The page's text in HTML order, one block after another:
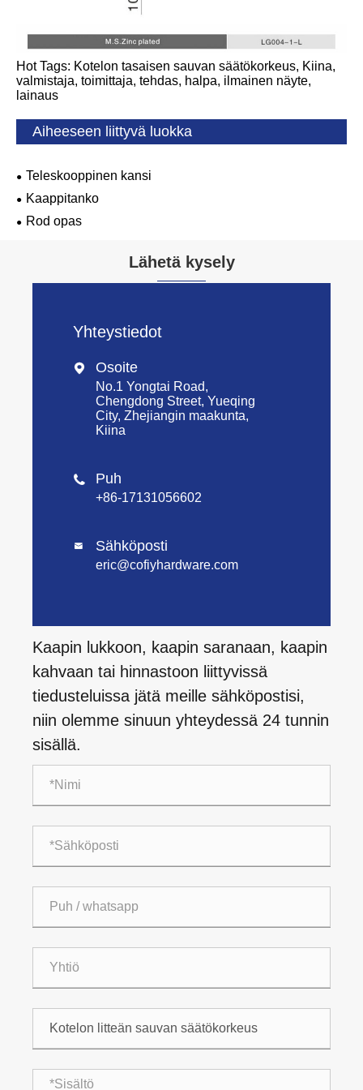
Hot Tags: Kotelon tasaisen sauvan säätökorkeus, Kiina,
valmistaja, toimittaja, tehdas, halpa, ilmainen näyte,
lainaus
Aiheeseen liittyvä luokka
Teleskooppinen kansi
Kaappitanko
Rod opas
Lähetä kysely
Yhteystiedot
 Osoite
No.1 Yongtai Road,
Chengdong Street, Yueqing
City, Zhejiangin maakunta,
Kiina
 Puh
+86-17131056602
 Sähköposti
eric@cofiyhardware.com
Kaapin lukkoon, kaapin saranaan, kaapin
kahvaan tai hinnastoon liittyvissä
tiedusteluissa jätä meille sähköpostisi,
niin olemme sinuun yhteydessä 24 tunnin
sisällä.